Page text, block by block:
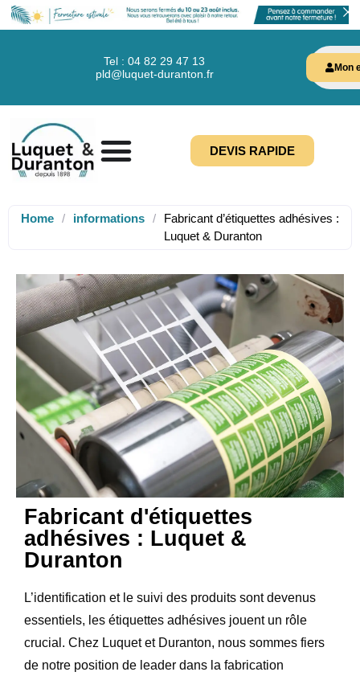
Tel : 04 82 29 47 13
pld@luquet-duranton.fr
Mon
DEVIS RAPIDE
Home / informations /
Fabricant d’étiquettes adhésives :
Luquet & Duranton
Fabricant d'étiquettes
adhésives : Luquet &
Duranton
L’identification et le suivi des produits sont devenus
essentiels, les étiquettes adhésives jouent un rôle
crucial. Chez Luquet et Duranton, nous sommes fiers
de notre position de leader dans la fabrication